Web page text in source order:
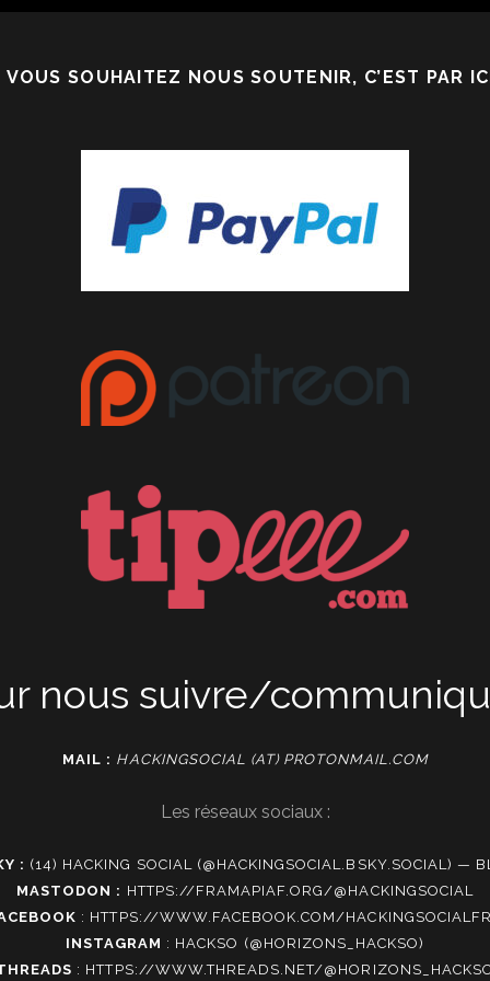
VOUS SOUHAITEZ NOUS SOUTENIR, C’EST PAR
nous suivre/
MAIL : HACKINGSOCIAL (AT) PROTONMAIL.COM
Les réseaux sociaux :
: (14) HACKING SOCIAL (@HACKINGSOCIAL.BSKY.SOCIAL) —
MASTODON : HTTPS://FRAMAPIAF.ORG/@HACKINGSOCIAL
: HTTPS://WWW.FACEBOOK.COM/
INSTAGRAM : HACKSO (@HORIZONS_HACKSO)
: HTTPS://WWW.THREADS.NET/